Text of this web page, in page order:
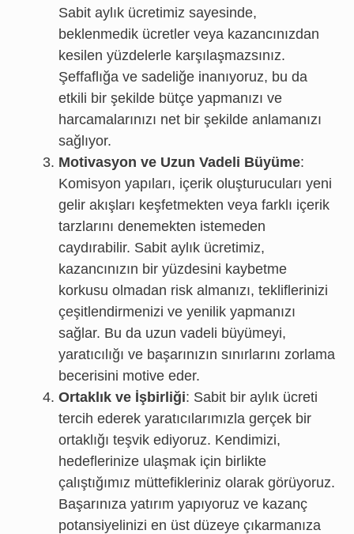
Sabit aylık ücretimiz sayesinde,
beklenmedik ücretler veya kazancınızdan
kesilen yüzdelerle karşılaşmazsınız.
Şeffaflığa ve sadeliğe inanıyoruz, bu da
etkili bir şekilde bütçe yapmanızı ve
harcamalarınızı net bir şekilde anlamanızı
sağlıyor.
Motivasyon ve Uzun Vadeli Büyüme:
Komisyon yapıları, içerik oluşturucuları yeni
gelir akışları keşfetmekten veya farklı içerik
tarzlarını denemekten istemeden
caydırabilir. Sabit aylık ücretimiz,
kazancınızın bir yüzdesini kaybetme
korkusu olmadan risk almanızı, tekliflerinizi
çeşitlendirmenizi ve yenilik yapmanızı
sağlar. Bu da uzun vadeli büyümeyi,
yaratıcılığı ve başarınızın sınırlarını zorlama
becerisini motive eder.
Ortaklık ve İşbirliği: Sabit bir aylık ücreti
tercih ederek yaratıcılarımızla gerçek bir
ortaklığı teşvik ediyoruz. Kendimizi,
hedeflerinize ulaşmak için birlikte
çalıştığımız müttefikleriniz olarak görüyoruz.
Başarınıza yatırım yapıyoruz ve kazanç
potansiyelinizi en üst düzeye çıkarmanıza